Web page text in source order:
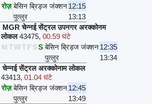
रोज़ बेसिन ब्रिड्ज जंक्शन12:15
पुत्लुर
13:13
MGR चेन्नई सेंट्रल उपनगर अरक्कोनम
लोकल 43475, 00.59 घंटे
M TWTFSS बेसिन ब्रिड्ज जंक्शन12:35
पुत्लुर
13:34
चेन्नई सेंट्रल अरक्कोनाम लोकल
43413, 01.04 घंटे
रोज़ बेसिन ब्रिड्ज जंक्शन12:45
पुत्लुर
13:49